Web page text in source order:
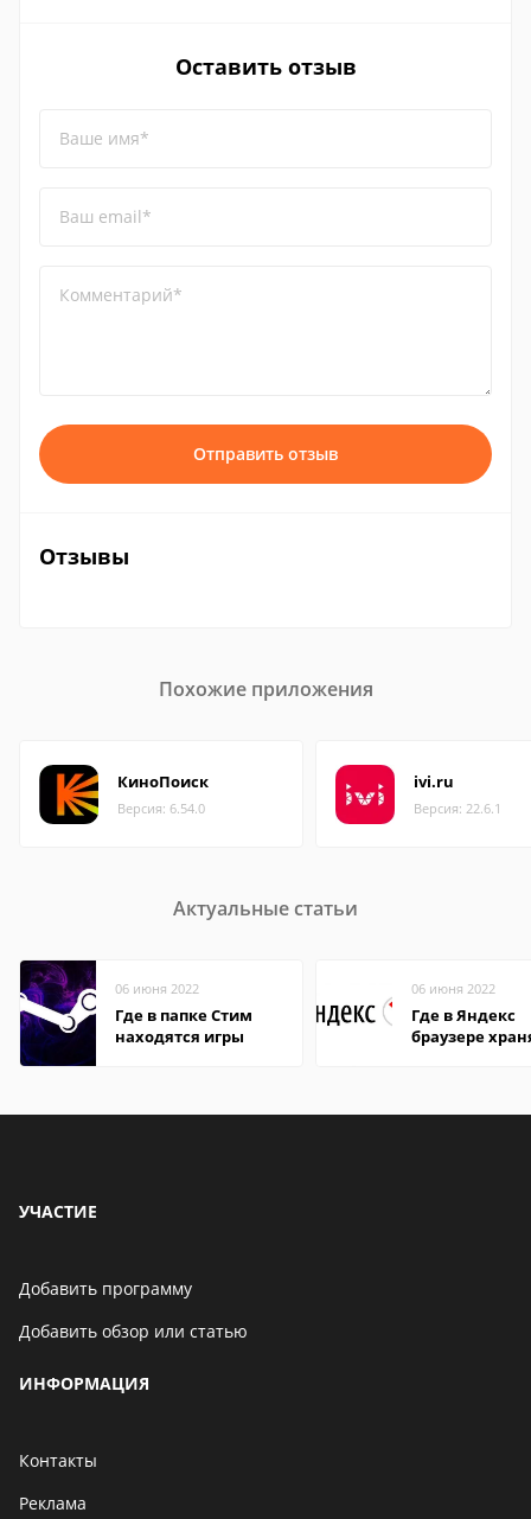
Оставить отзыв
Ваше имя*
Ваш email*
Комментарий*
Отправить отзыв
Отзывы
Похожие приложения
КиноПоиск
Версия: 6.54.0
ivi.ru
Версия: 22.6.1
Актуальные статьи
06 июня 2022
Где в папке Стим
находятся игры
06 июня 2022
Где в Яндекс
браузере
УЧАСТИЕ
Добавить программу
Добавить обзор или статью
ИНФОРМАЦИЯ
Контакты
Реклама